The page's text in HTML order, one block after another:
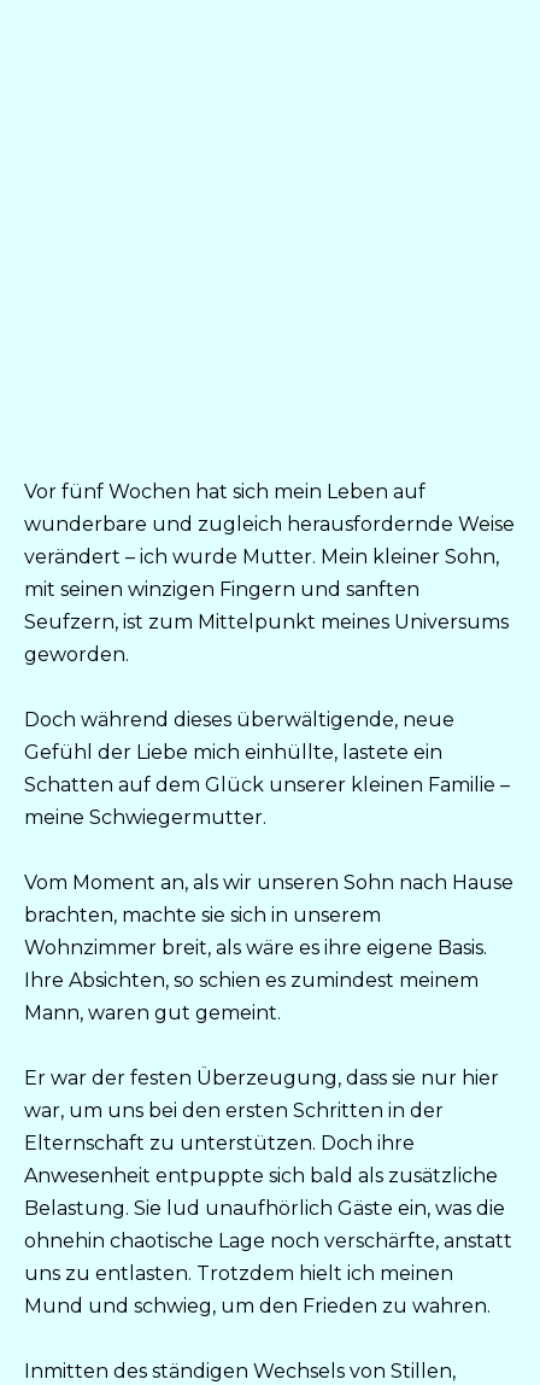
Vor fünf Wochen hat sich mein Leben auf
wunderbare und zugleich herausfordernde Weise
verändert – ich wurde Mutter. Mein kleiner Sohn,
mit seinen winzigen Fingern und sanften
Seufzern, ist zum Mittelpunkt meines Universums
geworden.
Doch während dieses überwältigende, neue
Gefühl der Liebe mich einhüllte, lastete ein
Schatten auf dem Glück unserer kleinen Familie –
meine Schwiegermutter.
Vom Moment an, als wir unseren Sohn nach Hause
brachten, machte sie sich in unserem
Wohnzimmer breit, als wäre es ihre eigene Basis.
Ihre Absichten, so schien es zumindest meinem
Mann, waren gut gemeint.
Er war der festen Überzeugung, dass sie nur hier
war, um uns bei den ersten Schritten in der
Elternschaft zu unterstützen. Doch ihre
Anwesenheit entpuppte sich bald als zusätzliche
Belastung. Sie lud unaufhörlich Gäste ein, was die
ohnehin chaotische Lage noch verschärfte, anstatt
uns zu entlasten. Trotzdem hielt ich meinen
Mund und schwieg, um den Frieden zu wahren.
Inmitten des ständigen Wechsels von Stillen,